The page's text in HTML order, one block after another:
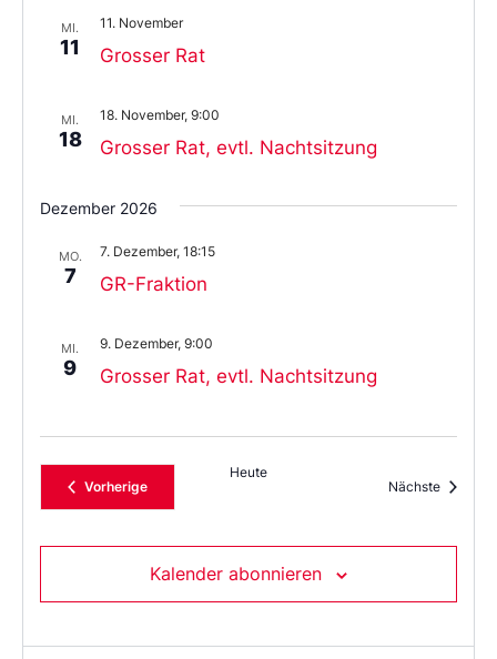
MI.
11 Grosser Rat
11. November
MI.
18 Grosser Rat, evtl. Nachtsitzung
18. November, 9:00
Dezember 2026
MO.
7 GR-Fraktion
7. Dezember, 18:15
MI.
9 Grosser Rat, evtl. Nachtsitzung
9. Dezember, 9:00
VorherigeVeranstaltungen
Heute
Nächste
Kalender abonnieren